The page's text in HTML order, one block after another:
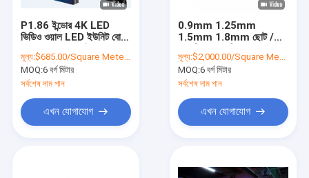
P1.86 ইন্ডোর 4K LED
ভিডিও ওয়াল LED ইউনিট বোর্ড
LED ডিসপ্লে স্ক্রীন
মূল্য:$685.00/Square Meters 6-49 Square Meters
MOQ:6 বর্গ মিটার
সর্বশেষ দাম পান
এখন যোগাযোগ
0.9mm 1.25mm
1.5mm 1.8mm ছোট /
320x160mm
মূল্য:$2,000.00/Square Meters 6-49 Square Meters
MOQ:6 বর্গ মিটার
সর্বশেষ দাম পান
এখন যোগাযোগ